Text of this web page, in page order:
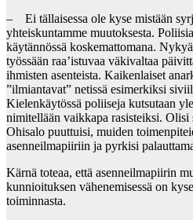
– Ei tällaisessa ole kyse mistään
yhteiskuntamme muutoksesta.
käytännössä koskemattomana.
työssään raa’istuvaa väkivaltaa
ihmisten asenteista. Kaikenlaiset
”ilmiantavat” netissä esimerkiksi
Kielenkäytössä poliiseja kutsutaan
nimitellään vaikkapa rasisteiksi. Olisi
Ohisalo puuttuisi, muiden
asenneilmapiiriin ja pyrkisi
Kärnä toteaa, että asenneilmapiirin
kunnioituksen vähenemisessä on
toiminnasta.